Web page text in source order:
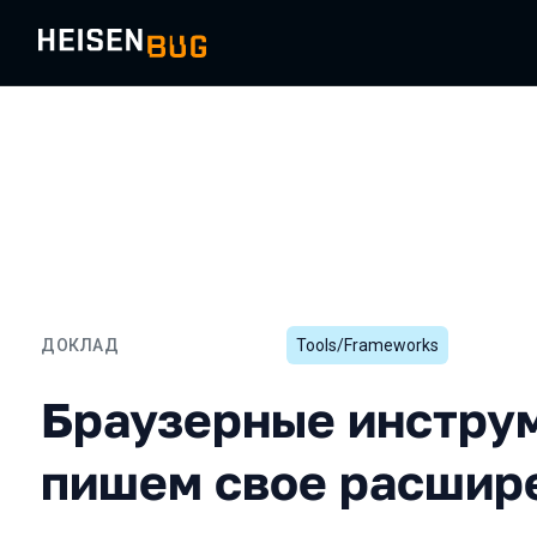
ДОКЛАД
Браузерные
Tools/Frameworks
Браузерные
пишем свое